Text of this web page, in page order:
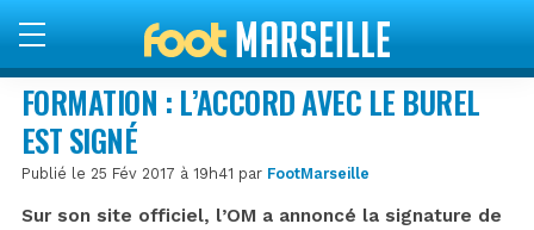
FORMATION : L’ACCORD AVEC LE BUREL
EST SIGNÉ
Publié le 25 Fév 2017 à 19h41 par FootMarseille
Sur son site officiel, l’OM a annoncé la signature de